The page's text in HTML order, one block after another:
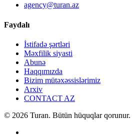
agency@turan.az
Faydalı
İstifadə şərtləri
Məxfilik siyasti
Abunə
Haqqımızda
Bizim mütəxəssislərimiz
Arxiv
CONTACT AZ
© 2026 Turan. Bütün hüquqlar qorunur.